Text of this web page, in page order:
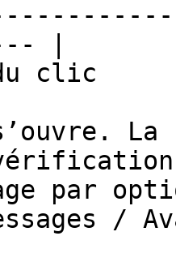
|
du clic
La
par
/